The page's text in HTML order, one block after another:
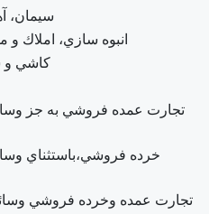
سيمان،
انبوه سازي، املاك و
كاشي و
تجارت عمده فروشي به جز
خرده فروشي،باستثناي
تجارت عمده وخرده فروشي